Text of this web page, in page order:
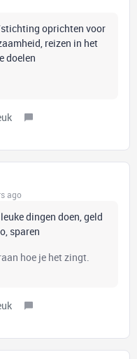
oprichten voor
reizen in het
doelen
ago
dingen doen, geld
sparen
hoe je het zingt.